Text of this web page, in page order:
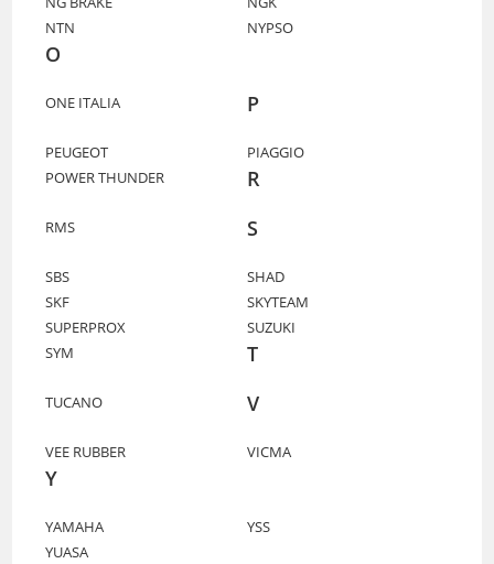
NTN
NYPSO
O
ONE ITALIA P
PEUGEOT
PIAGGIO
POWER THUNDER
R
RMS S
SBS
SHAD
SKF
SKYTEAM
SUPERPROX
SUZUKI
SYM
T
TUCANO V
VEE RUBBER VICMA
Y
YAMAHA
YSS
YUASA